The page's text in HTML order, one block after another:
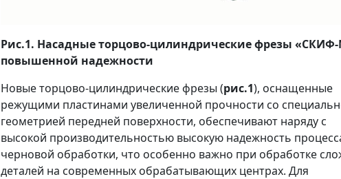
Рис.1. Насадные торцово-цилиндрические фрезы
повышенной надежности
Новые торцово-цилиндрические фрезы (рис.1), оснащенные
режущими пластинами увеличенной прочности со
геометрией передней поверхности, обеспечивают наряду с
высокой производительностью высокую надежность
черновой обработки, что особенно важно при обработке
деталей на современных обрабатывающих центрах. Для